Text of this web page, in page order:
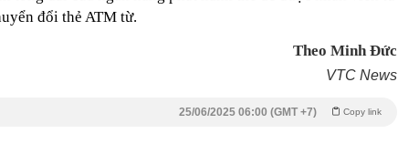
đổi thẻ ATM từ.
Theo Minh Đức
VTC News
Copy link
25/06/2025 06:00 (GMT +7)